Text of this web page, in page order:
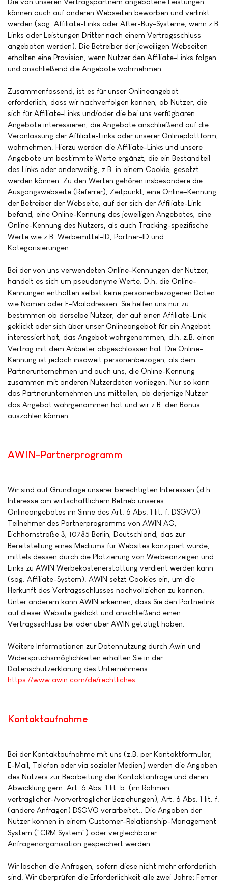
können auch auf anderen Webseiten beworben und verlinkt
werden (sog. Affiliate-Links oder After-Buy-Systeme, wenn z.B.
Links oder Leistungen Dritter nach einem Vertragsschluss
angeboten werden). Die Betreiber der jeweiligen Webseiten
erhalten eine Provision, wenn Nutzer den Affiliate-Links folgen
und anschließend die Angebote wahrnehmen.
Zusammenfassend, ist es für unser Onlineangebot
erforderlich, dass wir nachverfolgen können, ob Nutzer, die
sich für Affiliate-Links und/oder die bei uns verfügbaren
Angebote interessieren, die Angebote anschließend auf die
Veranlassung der Affiliate-Links oder unserer Onlineplattform,
wahrnehmen. Hierzu werden die Affiliate-Links und unsere
Angebote um bestimmte Werte ergänzt, die ein Bestandteil
des Links oder anderweitig, z.B. in einem Cookie, gesetzt
werden können. Zu den Werten gehören insbesondere die
Ausgangswebseite (Referrer), Zeitpunkt, eine Online-Kennung
der Betreiber der Webseite, auf der sich der Affiliate-Link
befand, eine Online-Kennung des jeweiligen Angebotes, eine
Online-Kennung des Nutzers, als auch Tracking-spezifische
Werte wie z.B. Werbemittel-ID, Partner-ID und
Kategorisierungen.
Bei der von uns verwendeten Online-Kennungen der Nutzer,
handelt es sich um pseudonyme Werte. D.h. die Online-
Kennungen enthalten selbst keine personenbezogenen Daten
wie Namen oder E-Mailadressen. Sie helfen uns nur zu
bestimmen ob derselbe Nutzer, der auf einen Affiliate-Link
geklickt oder sich über unser Onlineangebot für ein Angebot
interessiert hat, das Angebot wahrgenommen, d.h. z.B. einen
Vertrag mit dem Anbieter abgeschlossen hat. Die Online-
Kennung ist jedoch insoweit personenbezogen, als dem
Partnerunternehmen und auch uns, die Online-Kennung
zusammen mit anderen Nutzerdaten vorliegen. Nur so kann
das Partnerunternehmen uns mitteilen, ob derjenige Nutzer
das Angebot wahrgenommen hat und wir z.B. den Bonus
auszahlen können.
AWIN-Partnerprogramm
Wir sind auf Grundlage unserer berechtigten Interessen (d.h.
Interesse am wirtschaftlichem Betrieb unseres
Onlineangebotes im Sinne des Art. 6 Abs. 1 lit. f. DSGVO)
Teilnehmer des Partnerprogramms von AWIN AG,
Eichhornstraße 3, 10785 Berlin, Deutschland, das zur
Bereitstellung eines Mediums für Websites konzipiert wurde,
mittels dessen durch die Platzierung von Werbeanzeigen und
Links zu AWIN Werbekostenerstattung verdient werden kann
(sog. Affiliate-System). AWIN setzt Cookies ein, um die
Herkunft des Vertragsschlusses nachvollziehen zu können.
Unter anderem kann AWIN erkennen, dass Sie den Partnerlink
auf dieser Website geklickt und anschließend einen
Vertragsschluss bei oder über AWIN getätigt haben.
Weitere Informationen zur Datennutzung durch Awin und
Widerspruchsmöglichkeiten erhalten Sie in der
Datenschutzerklärung des Unternehmens:
https://www.awin.com/de/rechtliches
Kontaktaufnahme
Bei der Kontaktaufnahme mit uns (z.B. per Kontaktformular,
E-Mail, Telefon oder via sozialer Medien) werden die Angaben
des Nutzers zur Bearbeitung der Kontaktanfrage und deren
Abwicklung gem. Art. 6 Abs. 1 lit. b. (im Rahmen
vertraglicher-/vorvertraglicher Beziehungen), Art. 6 Abs. 1 lit. f.
(andere Anfragen) DSGVO verarbeitet.. Die Angaben der
Nutzer können in einem Customer-Relationship-Management
System ("CRM System") oder vergleichbarer
Anfragenorganisation gespeichert werden.
Wir löschen die Anfragen, sofern diese nicht mehr erforderlich
sind. Wir überprüfen die Erforderlichkeit alle zwei Jahre; Ferner